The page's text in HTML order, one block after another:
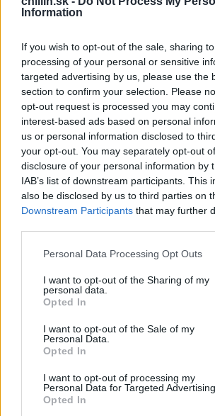
Information
If you wish to opt-out of the sale, sharing
processing of your personal or sensitive
targeted advertising by us, please use the
section to confirm your selection. Please
opt-out request is processed you may
interest-based ads based on personal
us or personal information disclosed to
your opt-out. You may separately opt-out
disclosure of your personal information by
IAB’s list of downstream participants. This
also be disclosed by us to third parties on
Downstream Participants that may further
Personal Data Processing Opt Outs
I want to opt-out of the Sharing of my
personal data.
Opted In
I want to opt-out of the Sale of my
Personal Data.
Opted In
I want to opt-out of processing my
Personal Data for Targeted Advertising.
Opted In
Stones”, mimovládnej organizácie,
meste Suwon, v sídle spoločnosti
Co.
“Jedným slovom sú športovci otrokmi
Dokonca aj tréneri sú otrokmi
Pretože v Severnej Kórei je celým
Un. Všetci sú otrokmi Kim Jong Una,
Kórei.”
Hudobníčka:
Lee So-yeonje 42 ročná bývalá
ktorá utiekla v roku 2008. V
ktoré utečú, aby sa dokázali
Kórei a poskytuje liečbu tým ženám,
posttraumatickou stresovou poruchou.
“Skupina Severnej Kórei tu prišla a
tanečnicami a s piesňami, pri ktorých
akoby sa mali skvelo a preto
show. Robia to však len na oko. Musia
e
a
r
c
h
f
o
r